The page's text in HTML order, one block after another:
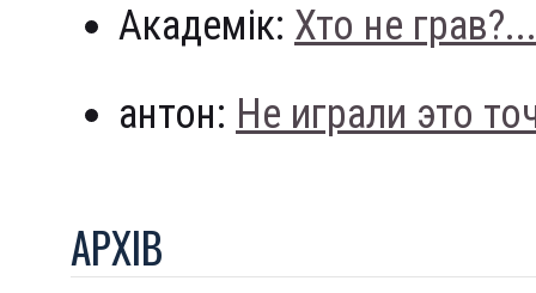
Академік: Хто не грав?...
антон: Не играли это
АРХIВ